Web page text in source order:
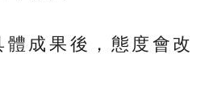
成果後，態度會改